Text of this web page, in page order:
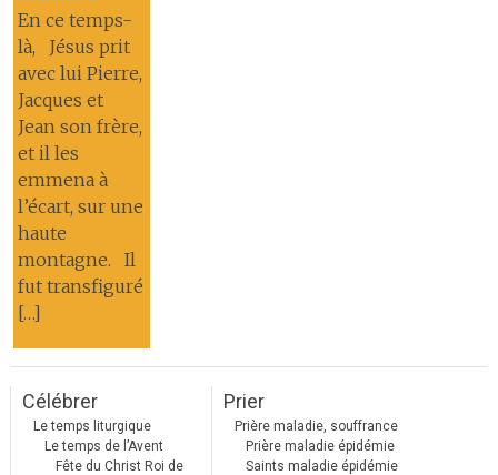
En ce temps-
là, Jésus prit
avec lui Pierre,
Jacques et
Jean son frère,
et il les
emmena à
l’écart, sur une
haute
montagne. Il
fut transfiguré
[…]
Célébrer
Le temps liturgique
Le temps de l’Avent
Fête du Christ Roi de
Prier
Prière maladie, souffrance
Prière maladie épidémie
Saints maladie épidémie